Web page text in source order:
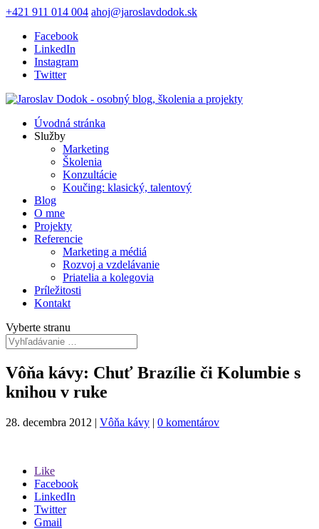
+421 911 014 004 ahoj@jaroslavdodok.sk
Facebook
LinkedIn
Instagram
Twitter
Úvodná stránka
Služby
Marketing
Školenia
Konzultácie
Koučing: klasický, talentový
Blog
O mne
Projekty
Referencie
Marketing a médiá
Rozvoj a vzdelávanie
Priatelia a kolegovia
Príležitosti
Kontakt
Vyberte stranu
Vôňa kávy: Chuť Brazílie či Kolumbie s
knihou v ruke
28. decembra 2012 | Vôňa kávy | 0 komentárov
Like
Facebook
LinkedIn
Twitter
Gmail